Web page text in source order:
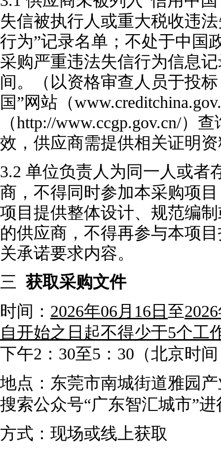
失信被执行人或重大税收违
行为”记录名单；不处于中国
采购严重违法失信行为信息
间。（以资格审查人员于投
国”网站（
（http://www.ccgp.gov.cn/）
效，供应商需提供相关证明
3.2 单位负责人为同一人或者
商，不得同时参加本采购项
项目提供整体设计、规范编
的供应商，不得再参与本项
关承诺要求内容。
三 获取采购文件
时间： 2026年06月 16 日 至2026
自开始之日起不得少于5个工
下午2：30至5：30（北京时
地点： 东莞市南城街道雅园
搜索公众号“广东智汇城市”
方式：现场或线上获取